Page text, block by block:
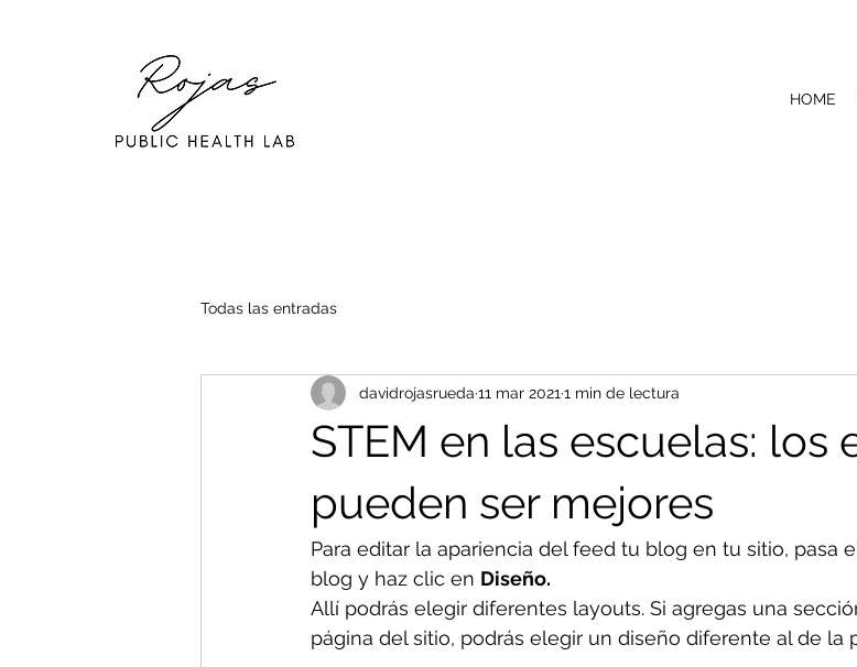
HOME
Todas las entradas
STEM en las escuelas: los
pueden ser mejores
davidrojasrueda 11 mar 2021 1 min de lectura
Para editar la apariencia del feed tu blog en tu sitio, pasa
blog y haz clic en Diseño.
Allí podrás elegir diferentes layouts. Si agregas una
página del sitio, podrás elegir un diseño diferente al de la